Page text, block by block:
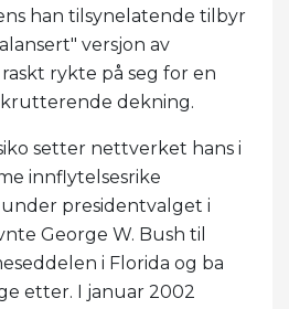
han tilsynelatende tilbyr
versjon av
rykte på seg for en
dekning.
setter nettverket hans i
innflytelsesrike
presidentvalget i
George W. Bush til
i Florida og ba
etter. I januar 2002